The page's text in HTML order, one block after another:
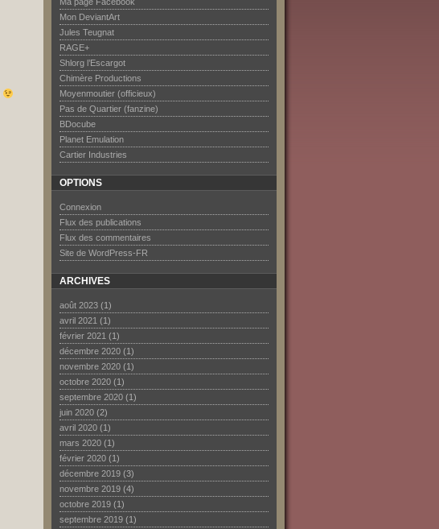
Mon DeviantArt
Jules Teugnat
RAGE+
Shlorg l’Escargot
Chimère Productions
Moyenmoutier (officieux)
Pas de Quartier (fanzine)
BDocube
Planet Emulation
Cartier Industries
OPTIONS
Connexion
Flux des publications
Flux des commentaires
Site de WordPress-FR
ARCHIVES
août 2023 (1)
avril 2021 (1)
février 2021 (1)
décembre 2020 (1)
novembre 2020 (1)
octobre 2020 (1)
septembre 2020 (1)
juin 2020 (2)
avril 2020 (1)
mars 2020 (1)
février 2020 (1)
décembre 2019 (3)
novembre 2019 (4)
octobre 2019 (1)
septembre 2019 (1)